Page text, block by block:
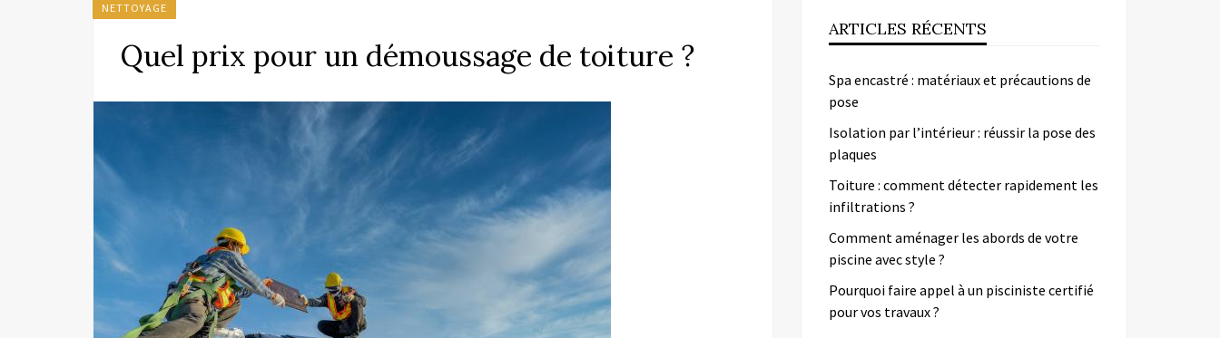
NETTOYAGE
Quel prix pour un démoussage de toiture ?
ARTICLES RÉCENTS
Spa encastré : matériaux et précautions de
pose
Isolation par l’intérieur : réussir la pose des
plaques
Toiture : comment détecter rapidement les
infiltrations ?
Comment aménager les abords de votre
piscine avec style ?
Pourquoi faire appel à un pisciniste certifié
pour vos travaux ?